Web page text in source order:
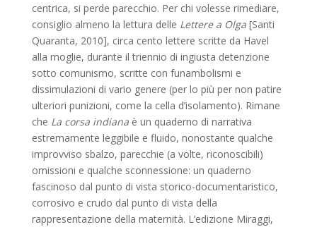
centrica, si perde parecchio. Per chi volesse rimediare,
consiglio almeno la lettura delle Lettere a Olga [Santi
Quaranta, 2010], circa cento lettere scritte da Havel
alla moglie, durante il triennio di ingiusta detenzione
sotto comunismo, scritte con funambolismi e
dissimulazioni di vario genere (per lo più per non patire
ulteriori punizioni, come la cella d’isolamento). Rimane
che La corsa indianaè un quaderno di narrativa
estremamente leggibile e fluido, nonostante qualche
improvviso sbalzo, parecchie (a volte, riconoscibili)
omissioni e qualche sconnessione: un quaderno
fascinoso dal punto di vista storico-documentaristico,
corrosivo e crudo dal punto di vista della
rappresentazione della maternità. L’edizione Miraggi,